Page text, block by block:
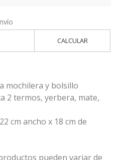
CALCULAR
mochilera y bolsillo
2 termos, yerbera, mate,
cm ancho x 18 cm de
pueden variar de